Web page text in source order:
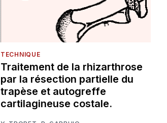
TECHNIQUE
Traitement de la rhizarthrose
par la résection partielle du
trapèse et autogreffe
cartilagineuse costale.